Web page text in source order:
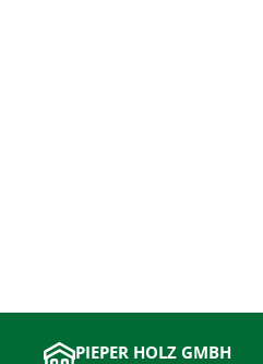
PIEPER HOLZ GMBH